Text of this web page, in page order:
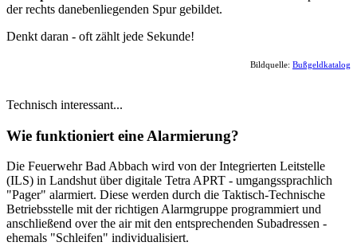
der rechts danebenliegenden Spur gebildet.
Denkt daran - oft zählt jede Sekunde!
Bildquelle: Bußgeldkatalog
Technisch interessant...
Wie funktioniert eine Alarmierung?
Die Feuerwehr Bad Abbach wird von der Integrierten Leitstelle
(ILS) in Landshut über digitale Tetra APRT - umgangssprachlich
"Pager" alarmiert. Diese werden durch die Taktisch-Technische
Betriebsstelle mit der richtigen Alarmgruppe programmiert und
anschließend over the air mit den entsprechenden Subadressen -
ehemals "Schleifen" individualisiert.